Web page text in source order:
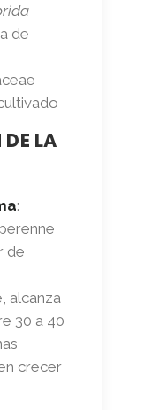
de
LA
:
de
alcanza
30 a 40
crecer